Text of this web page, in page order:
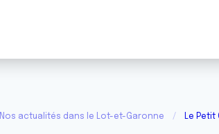
Nos actualités dans le Lot-et-Garonne Le